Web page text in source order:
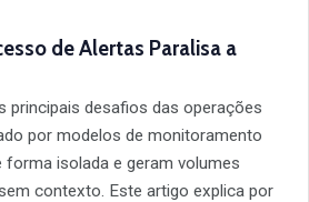
de Alertas Paralisa a
principais desafios das operações
por modelos de monitoramento
isolada e geram volumes
contexto. Este artigo explica por